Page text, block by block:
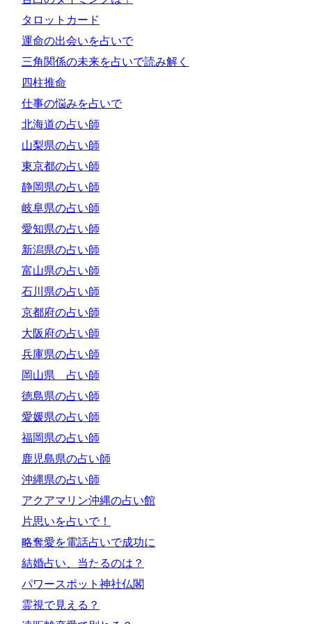
タロットカード
運命の出会いを占いで
三角関係の未来を占いで読み解く
四柱推命
仕事の悩みを占いで
北海道の占い師
山梨県の占い師
東京都の占い師
静岡県の占い師
岐阜県の占い師
愛知県の占い師
新潟県の占い師
富山県の占い師
石川県の占い師
京都府の占い師
大阪府の占い師
兵庫県の占い師
岡山県 占い師
徳島県の占い師
愛媛県の占い師
福岡県の占い師
鹿児島県の占い師
沖縄県の占い師
アクアマリン沖縄の占い館
片思いを占いで！
略奪愛を電話占いで成功に
結婚占い、当たるのは？
パワースポット神社仏閣
霊視で見える？